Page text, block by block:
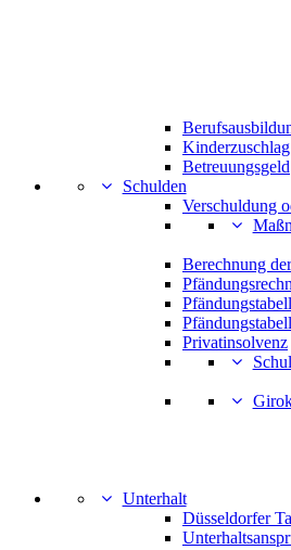
Kinderzuschlag
Betreuungsgeld
Schulden
Verschuldung
Berechnung
Privatinsolvenz
Unterhalt
Düsseldorfer